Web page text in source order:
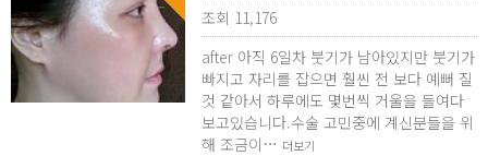
조회 11,176
after 아직 6일차 붓기가 남아있지만 붓기가
빠지고 자리를 잡으면 훨씬 전 보다 예뻐 질
것 같아서 하루에도 몇번씩 거울을 들여다
보고있습니다.수술 고민중에 계신분들을 위
해 조금이… 더보기